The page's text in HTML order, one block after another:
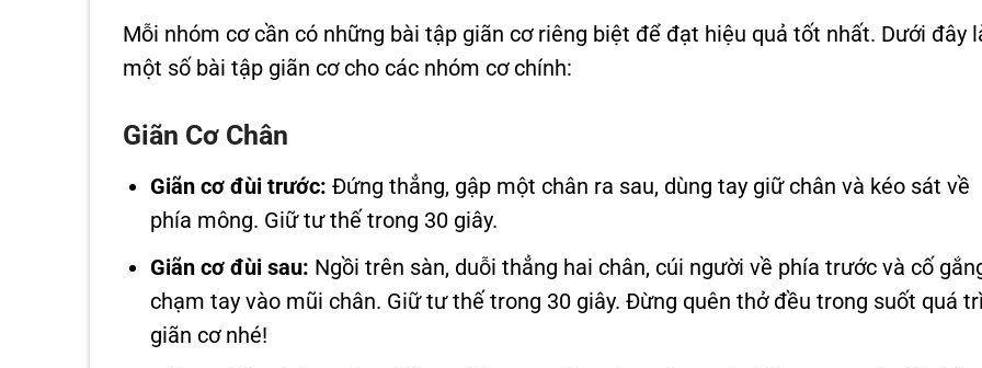
Mỗi nhóm cơ cần có những bài tập giãn cơ riêng biệt để đạt hiệu quả tốt nhất. Dưới đây
một số bài tập giãn cơ cho các nhóm cơ chính:
Giãn Cơ Chân
Giãn cơ đùi trước: Đứng thẳng, gập một chân ra sau, dùng tay giữ chân và kéo sát về
phía mông. Giữ tư thế trong 30 giây.
Giãn cơ đùi sau: Ngồi trên sàn, duỗi thẳng hai chân, cúi người về phía trước và cố
chạm tay vào mũi chân. Giữ tư thế trong 30 giây. Đừng quên thở đều trong suốt quá
giãn cơ nhé!